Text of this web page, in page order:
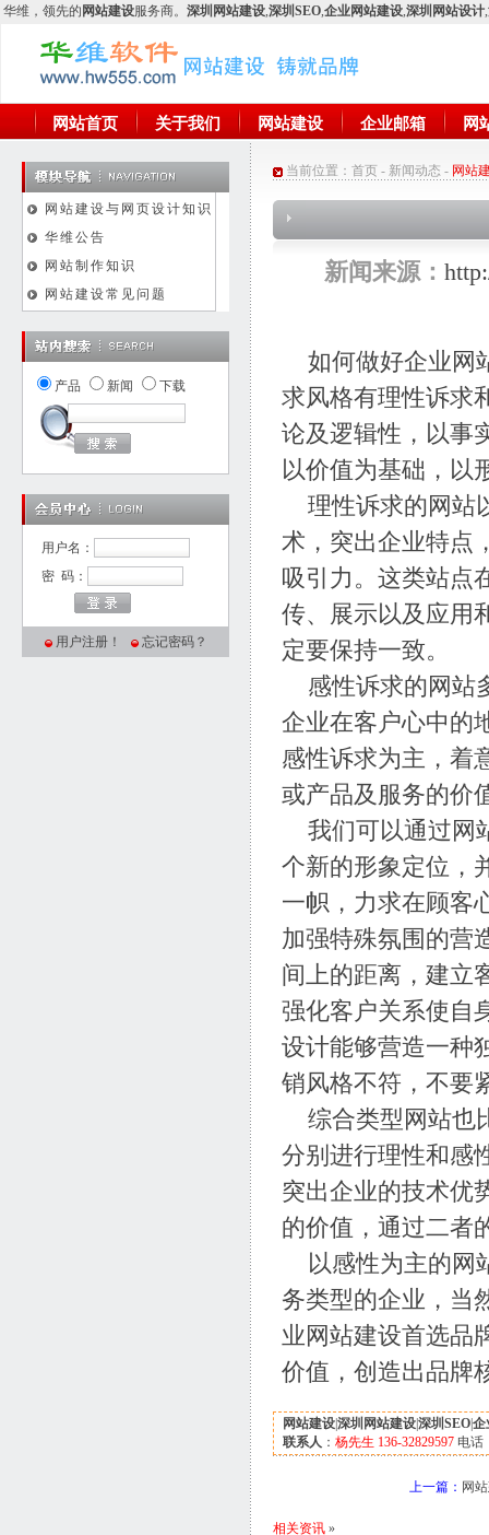
华维 ，领先的 网站建设服务商。 深圳网站建设,深圳SEO,企业网站建设,深圳网站设计,
网站首页 关于我们 网站建设 企业邮箱 网
网站建设与网页设计知识
华维公告
网站制作知识
网站建设常见问题
产品 新闻 下载
用户名：
密 码：
用户注册！ 忘记密码？
当前位置： 首页 - 新闻动态 - 网站
新闻来源：
如何做好企业网
求风格有理性诉求
论及逻辑性，以事
以价值为基础，以
理性诉求的网站
术，突出企业特点
吸引力。这类站点
传、展示以及应用
定要保持一致。
感性诉求的网站
企业在客户心中的
感性诉求为主，着
或产品及服务的价
我们可以通过网
个新的形象定位，
一帜，力求在顾客
加强特殊氛围的营
间上的距离，建立
强化客户关系使自
设计能够营造一种
销风格不符，不要
综合类型网站也
分别进行理性和感
突出企业的技术优
的价值，通过二者
以感性为主的网
务类型的企业，当
业网站建设首选品
价值，创造出品牌
网站建设深圳网站建设深圳SEO企
联系人 ： 杨先生 136-32829597 电话
上一篇： 网
相关资讯 »